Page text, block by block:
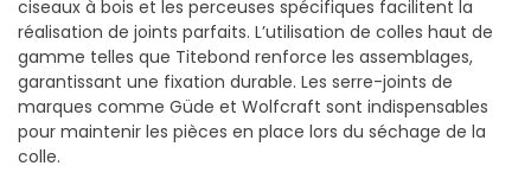
ciseaux à bois et les perceuses spécifiques facilitent la
réalisation de joints parfaits. L’utilisation de colles haut de
gamme telles que Titebond renforce les assemblages,
garantissant une fixation durable. Les serre-joints de
marques comme Güde et Wolfcraft sont indispensables
pour maintenir les pièces en place lors du séchage de la
colle.